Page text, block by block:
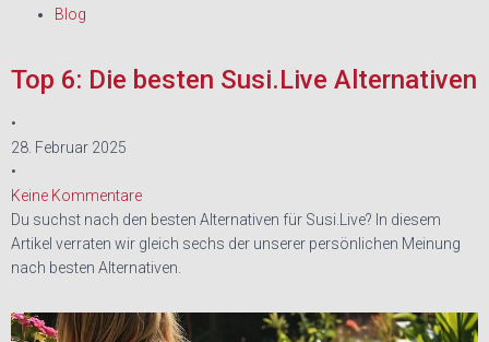
Blog
Top 6: Die besten Susi.Live Alternativen
•
28. Februar 2025
•
Keine Kommentare
Du suchst nach den besten Alternativen für Susi.Live? In diesem
Artikel verraten wir gleich sechs der unserer persönlichen Meinung
nach besten Alternativen.